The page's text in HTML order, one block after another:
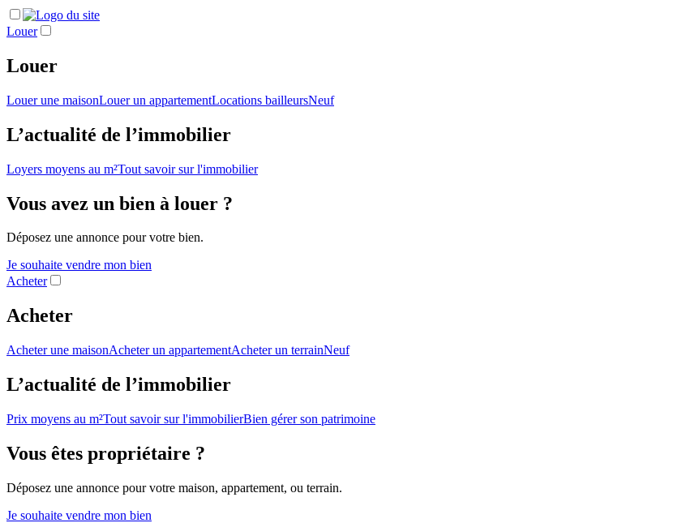
Louer
Louer
Louer une maisonLouer un appartementLocations bailleursNeuf
L’actualité de l’immobilier
Loyers moyens au m²Tout savoir sur l'immobilier
Vous avez un bien à louer ?
Déposez une annonce pour votre bien.
Je souhaite vendre mon bien
Acheter
Acheter
Acheter une maisonAcheter un appartementAcheter un terrainNeuf
L’actualité de l’immobilier
Prix moyens au m²Tout savoir sur l'immobilierBien gérer son patrimoine
Vous êtes propriétaire ?
Déposez une annonce pour votre maison, appartement, ou terrain.
Je souhaite vendre mon bien